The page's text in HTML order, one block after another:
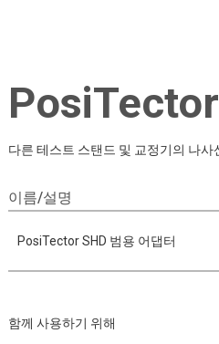
다른 테스트 스탠드 및 교정기의 나사
이름/설명
PosiTector SHD 범용 어댑터
함께 사용하기 위해